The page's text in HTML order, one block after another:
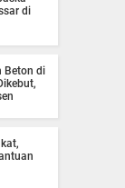
di
Beton di